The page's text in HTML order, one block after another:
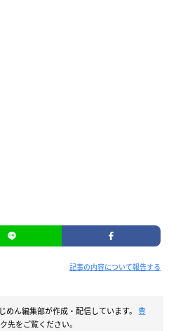
記事の内容について報告する
めん編集部が作成・配信しています。 豊
先をご覧ください。